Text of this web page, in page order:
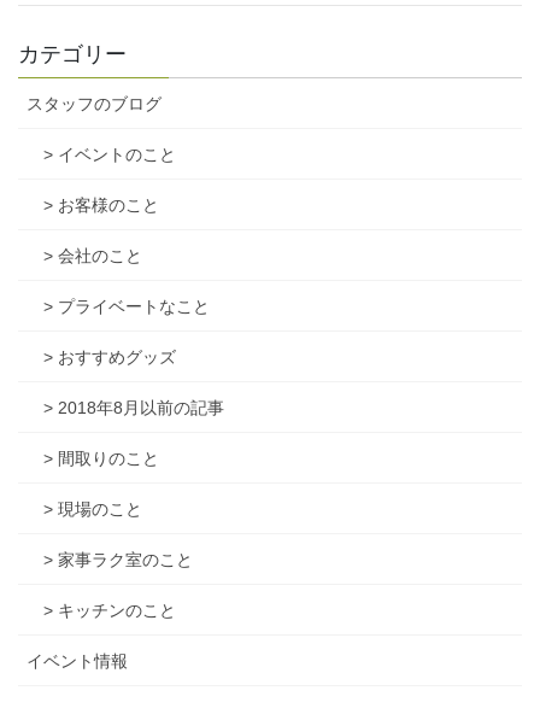
カテゴリー
スタッフのブログ
> イベントのこと
> お客様のこと
> 会社のこと
> プライベートなこと
> おすすめグッズ
> 2018年8月以前の記事
> 間取りのこと
> 現場のこと
> 家事ラク室のこと
> キッチンのこと
イベント情報